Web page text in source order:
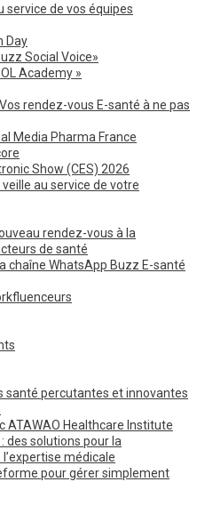
service de vos équipes
Day
Social Voice»
Academy »
rendez-vous E-santé à ne pas
Media Pharma France
Show (CES) 2026
veille au service de votre
rendez-vous à la
de santé
chaîne WhatsApp Buzz E-santé
santé percutantes et innovantes
ATAWAO Healthcare Institute
des solutions pour la
médicale
pour gérer simplement